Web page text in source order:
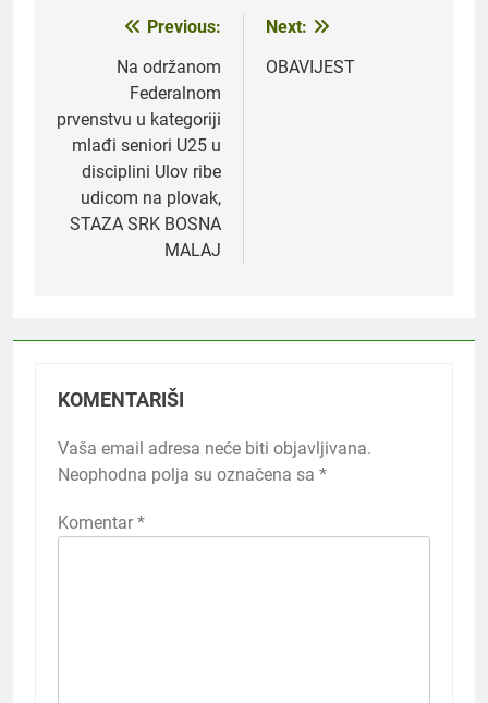
Navigacija
članaka
Previous:
Na održanom
Federalnom
prvenstvu u kategoriji
mlađi seniori U25 u
disciplini Ulov ribe
udicom na plovak,
STAZA SRK BOSNA
MALAJ
Next:
OBAVIJEST
KOMENTARIŠI
Vaša email adresa neće biti objavljivana.
Neophodna polja su označena sa *
Komentar *